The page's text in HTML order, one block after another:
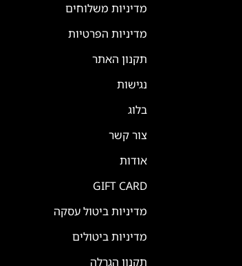
מדיניות משלוחים
מדיניות הפרטיות
תקנון האתר
נגישות
בלוג
צור קשר
אודות
GIFT CARD
מדיניות ביטול עסקה
מדיניות ביטולים
תקנון הגרלה